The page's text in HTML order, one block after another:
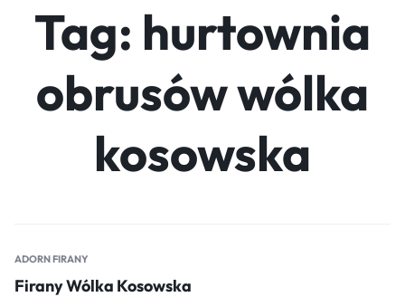
Tag: hurtownia
obrusów wólka
kosowska
ADORN FIRANY
Firany Wólka Kosowska